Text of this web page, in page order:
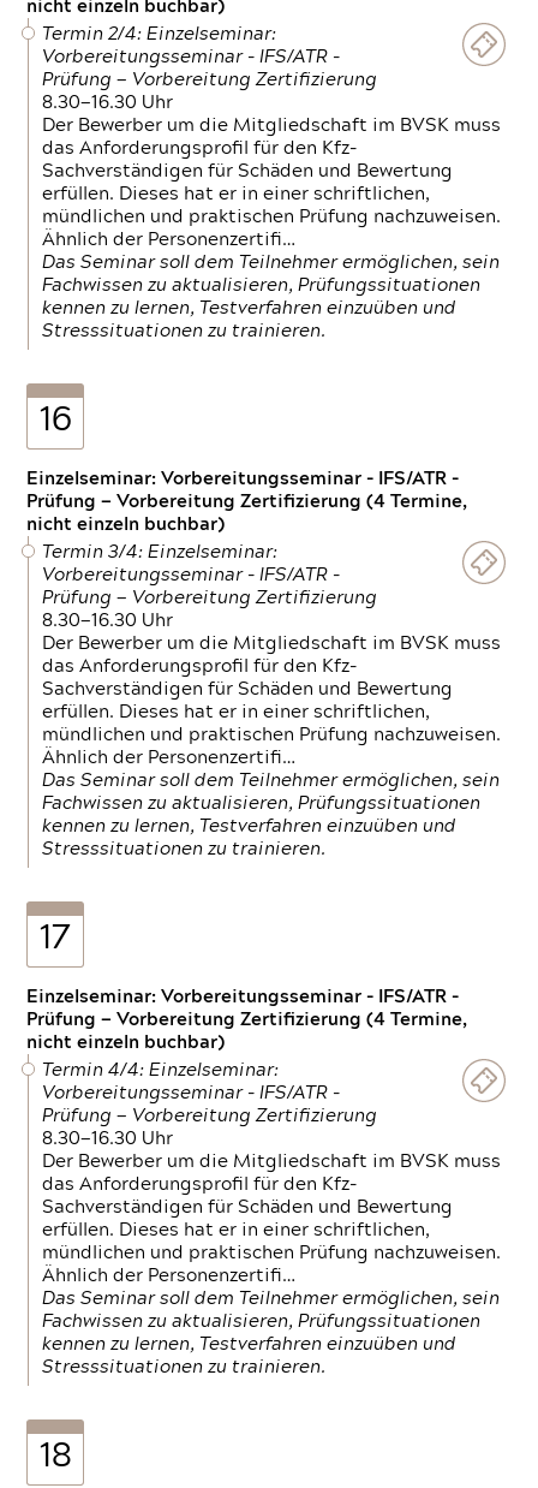
nicht einzeln buchbar)
Termin 2/4: Einzelseminar:
Vorbereitungsseminar - IFS/ATR -
Prüfung — Vorbereitung Zertifizierung
8.30—16.30 Uhr
Der Bewerber um die Mitgliedschaft im BVSK muss
das Anforderungsprofil für den Kfz-
Sachverständigen für Schäden und Bewertung
erfüllen. Dieses hat er in einer schriftlichen,
mündlichen und praktischen Prüfung nachzuweisen.
Ähnlich der Personenzertifi…
Das Seminar soll dem Teilnehmer ermöglichen, sein
Fachwissen zu aktualisieren, Prüfungssituationen
kennen zu lernen, Testverfahren einzuüben und
Stresssituationen zu trainieren.
16
Einzelseminar: Vorbereitungsseminar - IFS/ATR -
Prüfung — Vorbereitung Zertifizierung (4 Termine,
nicht einzeln buchbar)
Termin 3/4: Einzelseminar:
Vorbereitungsseminar - IFS/ATR -
Prüfung — Vorbereitung Zertifizierung
8.30—16.30 Uhr
Der Bewerber um die Mitgliedschaft im BVSK muss
das Anforderungsprofil für den Kfz-
Sachverständigen für Schäden und Bewertung
erfüllen. Dieses hat er in einer schriftlichen,
mündlichen und praktischen Prüfung nachzuweisen.
Ähnlich der Personenzertifi…
Das Seminar soll dem Teilnehmer ermöglichen, sein
Fachwissen zu aktualisieren, Prüfungssituationen
kennen zu lernen, Testverfahren einzuüben und
Stresssituationen zu trainieren.
17
Einzelseminar: Vorbereitungsseminar - IFS/ATR -
Prüfung — Vorbereitung Zertifizierung (4 Termine,
nicht einzeln buchbar)
Termin 4/4: Einzelseminar:
Vorbereitungsseminar - IFS/ATR -
Prüfung — Vorbereitung Zertifizierung
8.30—16.30 Uhr
Der Bewerber um die Mitgliedschaft im BVSK muss
das Anforderungsprofil für den Kfz-
Sachverständigen für Schäden und Bewertung
erfüllen. Dieses hat er in einer schriftlichen,
mündlichen und praktischen Prüfung nachzuweisen.
Ähnlich der Personenzertifi…
Das Seminar soll dem Teilnehmer ermöglichen, sein
Fachwissen zu aktualisieren, Prüfungssituationen
kennen zu lernen, Testverfahren einzuüben und
Stresssituationen zu trainieren.
18